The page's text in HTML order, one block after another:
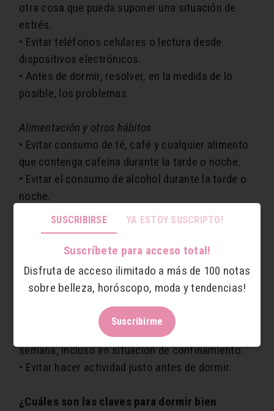
otra cosa que pueda suponer una situación de
estrés.
• Evitar teléfonos celulares o lectura desde
dispositivos electrónicos.
• Antes de dormir, resolver, en la medida de lo
posible, los problemas.
Alimentación y otros hábitos
• Evitar consumo de té, café y cualquier alimento
que contenga cafeína durante la tarde o noche.
• Evitar el consumo de alcohol durante la tarde o
noche.
• Evitar fumar, especialmente durante la tarde o
noche.
• Cenar temprano, al menos 2 horas antes de la
hora estipulada para dormir.
• Crear una rutina relajante previo a descansar.
• Realizar actividad física varias veces por
semana, incluso en situación de confinamiento.
• Evitar hacer actividad justo antes de dormir.
¿Cuáles son las claves para dormir bien
SUSCRIBIRSE YA ESTOY SUSCRIPTO!
Suscríbete para acceso total!
Disfruta de acceso ilimitado a más de 100 notas
sobre belleza, horóscopo, moda y tendencias!
Suscribirme